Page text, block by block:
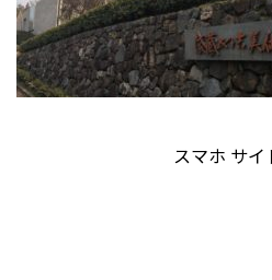
スマホ サイ